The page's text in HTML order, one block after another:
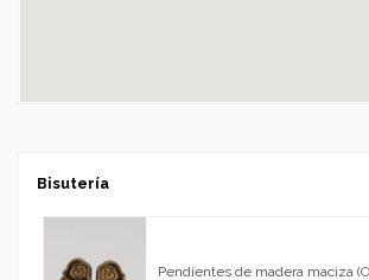
Bisutería
Pendientes de madera maciza